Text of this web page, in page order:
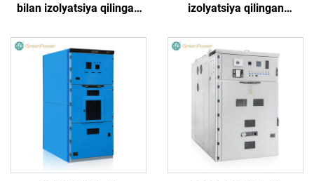
bilan izolyatsiya qilingan
izolyatsiya qilingan